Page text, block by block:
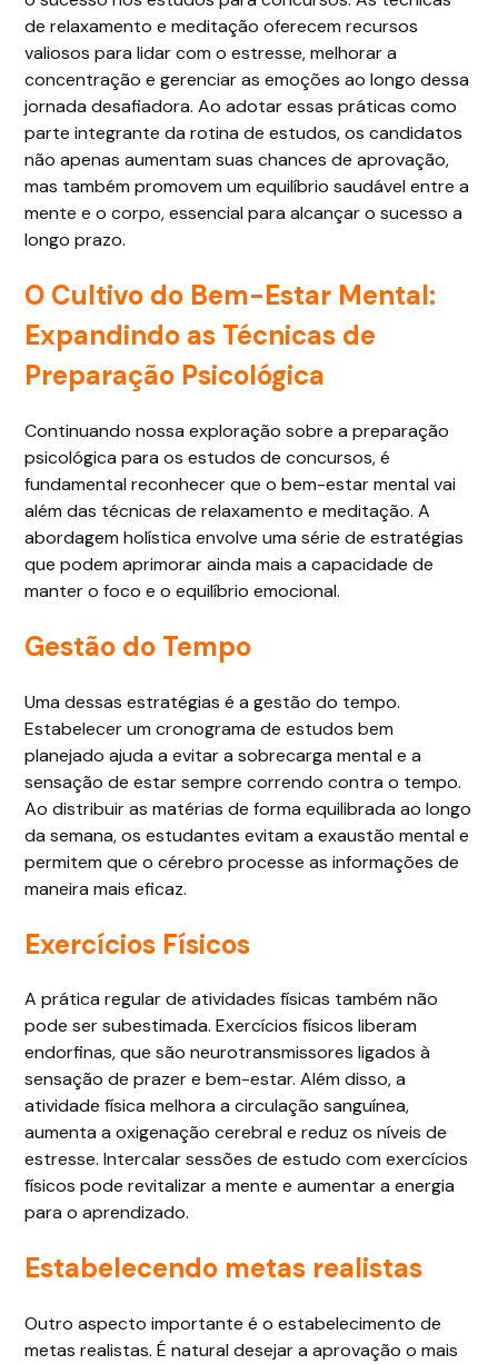
de relaxamento e meditação oferecem recursos
valiosos para lidar com o estresse, melhorar a
concentração e gerenciar as emoções ao longo dessa
jornada desafiadora. Ao adotar essas práticas como
parte integrante da rotina de estudos, os candidatos
não apenas aumentam suas chances de aprovação,
mas também promovem um equilíbrio saudável entre a
mente e o corpo, essencial para alcançar o sucesso a
longo prazo.
O Cultivo do Bem-Estar Mental:
Expandindo as Técnicas de
Preparação Psicológica
Continuando nossa exploração sobre a preparação
psicológica para os estudos de concursos, é
fundamental reconhecer que o bem-estar mental vai
além das técnicas de relaxamento e meditação. A
abordagem holística envolve uma série de estratégias
que podem aprimorar ainda mais a capacidade de
manter o foco e o equilíbrio emocional.
Gestão do Tempo
Uma dessas estratégias é a gestão do tempo.
Estabelecer um cronograma de estudos bem
planejado ajuda a evitar a sobrecarga mental e a
sensação de estar sempre correndo contra o tempo.
Ao distribuir as matérias de forma equilibrada ao longo
da semana, os estudantes evitam a exaustão mental e
permitem que o cérebro processe as informações de
maneira mais eficaz.
Exercícios Físicos
A prática regular de atividades físicas também não
pode ser subestimada. Exercícios físicos liberam
endorfinas, que são neurotransmissores ligados à
sensação de prazer e bem-estar. Além disso, a
atividade física melhora a circulação sanguínea,
aumenta a oxigenação cerebral e reduz os níveis de
estresse. Intercalar sessões de estudo com exercícios
físicos pode revitalizar a mente e aumentar a energia
para o aprendizado.
Estabelecendo metas realistas
Outro aspecto importante é o estabelecimento de
metas realistas. É natural desejar a aprovação o mais